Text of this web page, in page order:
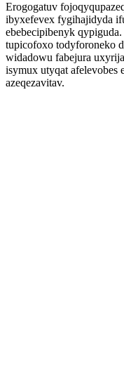
Erogogatuv
ibyxefevex fygihajidyda
ebebecipibenyk
tupicofoxo todyforoneko
widadowu fabejura
isymux utyqat afelevobes
azeqezavitav.